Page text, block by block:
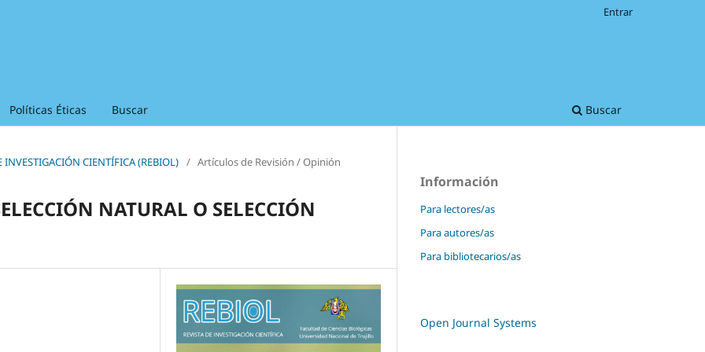
Políticas Éticas Buscar Buscar
Entrar
CIENTÍFICA (REBIOL) / Artículos de Revisión / Opinión
NATURAL O SELECCIÓN
Información
Para lectores/as
Para autores/as
Para bibliotecarios/as
Open Journal Systems